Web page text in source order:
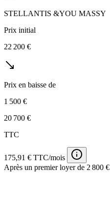
STELLANTIS &YOU MASSY
Prix initial
22 200 €
Prix en baisse de
1 500 €
20 700 €
TTC
175,91 € TTC/mois
Après un premier loyer de 2 800 €